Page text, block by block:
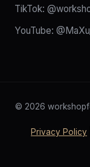
TikTok:
YouTube:
© 2026
Privacy Policy